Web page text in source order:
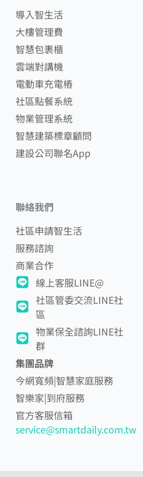
導入智生活
大樓管理費
智慧包裹櫃
雲端對講機
電動車充電樁
社區點餐系統
物業管理系統
智慧建築標章顧問
建設公司聯名App
聯絡我們
社區申請智生活
服務諮詢
商業合作
線上客服LINE@
社區管委交流LINE社
區
物業保全諮詢LINE社
群
集團品牌
今網寬頻|智慧家庭服務
智樂家|到府服務
官方客服信箱
service@smartdaily.com.tw